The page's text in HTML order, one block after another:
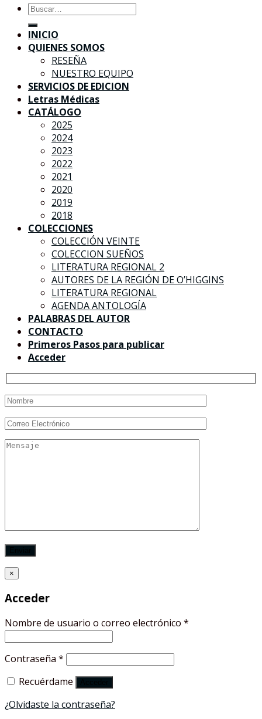
Buscar
por:
INICIO
QUIENES SOMOS
RESEÑA
NUESTRO EQUIPO
SERVICIOS DE EDICION
Letras Médicas
CATÁLOGO
2025
2024
2023
2022
2021
2020
2019
2018
COLECCIONES
COLECCIÓN VEINTE
COLECCION SUEÑOS
LITERATURA REGIONAL 2
AUTORES DE LA REGIÓN DE O’HIGGINS
LITERATURA REGIONAL
AGENDA ANTOLOGÍA
PALABRAS DEL AUTOR
CONTACTO
Primeros Pasos para publicar
Acceder
×
Acceder
Nombre de usuario o correo electrónico *
Contraseña *
Recuérdame
¿Olvidaste la contraseña?